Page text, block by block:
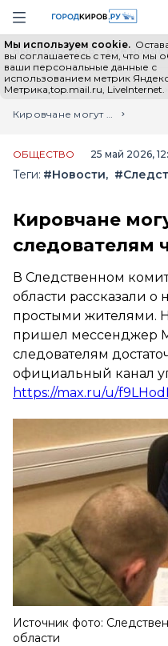
Навигация сайта
Мы используем cookie.
вы соглашаетесь с тем, что мы
ваши персональные данные с
использованием метрик
Метрика,top.mail.ru, LiveInternet.
Выборы - 2026 Все
Главная
Лента новостей
Кировчане могут обратиться к следователям через Макс
ОБЩЕСТВО 25 май 2026,
Теги: #Новости
Кировчане
следователям
В Следственном
области рассказали о
простыми жителями.
пришел мессенджер
следователям
официальный канал
https://max.ru/u/
Источник фото:
области